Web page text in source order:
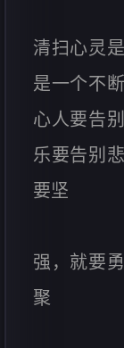
清扫心灵
是一个不
心人要告
乐要告别
要坚
强，就要
聚